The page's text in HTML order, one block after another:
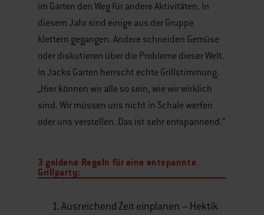
im Garten den Weg für andere Aktivitäten. In
diesem Jahr sind einige aus der Gruppe
klettern gegangen. Andere schneiden Gemüse
oder diskutieren über die Probleme dieser Welt.
In Jacks Garten herrscht echte Grillstimmung.
„Hier können wir alle so sein, wie wir wirklich
sind. Wir müssen uns nicht in Schale werfen
oder uns verstellen. Das ist sehr entspannend.“
3 goldene Regeln für eine entspannte
Grillparty:
Ausreichend Zeit einplanen – Hektik